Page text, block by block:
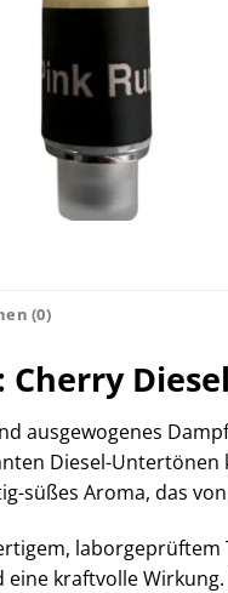
(0)
Cherry
ausgewogenes
Diesel-Untertönen
süßes Aroma, das
laborgeprüftem
kraftvolle